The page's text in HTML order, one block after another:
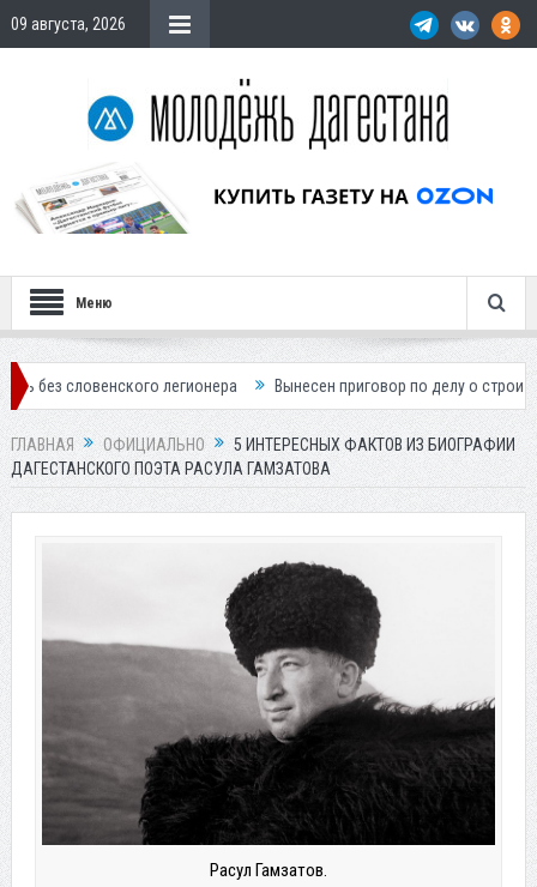
09 августа, 2026
Меню
легионера Вынесен приговор по делу о строительстве
ГЛАВНАЯ ОФИЦИАЛЬНО
5 ИНТЕРЕСНЫХ ФАКТОВ ИЗ БИОГРАФИИ
ДАГЕСТАНСКОГО ПОЭТА РАСУЛА ГАМЗАТОВА
Расул Гамзатов.